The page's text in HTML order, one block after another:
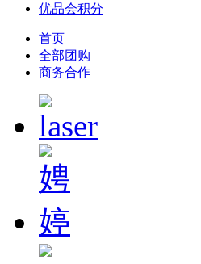
优品会积分
首页
全部团购
商务合作